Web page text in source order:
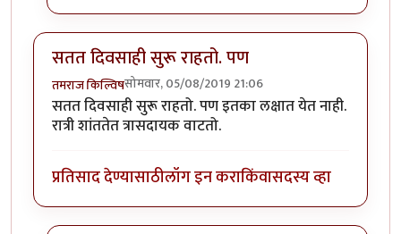
सतत दिवसाही सुरू राहतो. पण
तमराज किल्विषसोमवार, 05/08/2019 21:06
सतत दिवसाही सुरू राहतो. पण इतका लक्षात येत नाही.
रात्री शांततेत त्रासदायक वाटतो.
प्रतिसाद देण्यासाठीलॉग इन कराकिंवासदस्य व्हा